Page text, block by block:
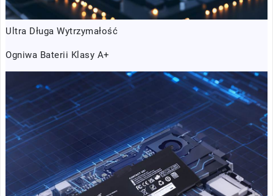
Ultra Długa Wytrzymałość
Ogniwa Baterii Klasy A+